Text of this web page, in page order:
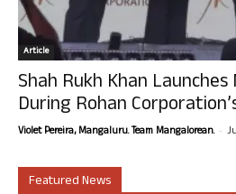
Article
Shah Rukh Khan
During Rohan
Violet Pereira, Mangaluru. Team Mangalorean. -
Featured News